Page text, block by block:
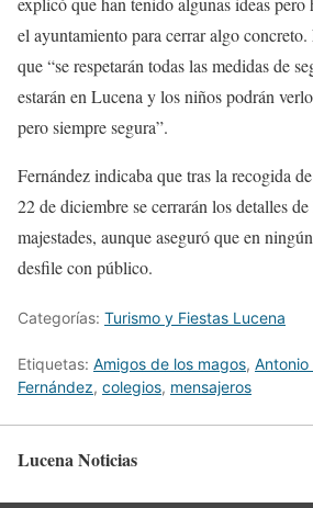
el ayuntamiento para cerrar algo
que “se respetarán todas las medidas de
estarán en Lucena y los niños podrán
pero siempre segura”.
Fernández indicaba que tras la recogida
22 de diciembre se cerrarán los detalles
majestades, aunque aseguró que en
desfile con público.
Categorías: Turismo y Fiestas Lucena
Etiquetas: Amigos de los magos, Antonio
Fernández, colegios, mensajeros
Lucena Noticias